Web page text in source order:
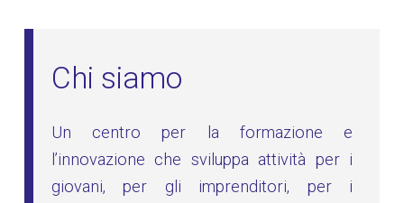
Chi siamo
Un centro per la formazione e
l’innovazione che sviluppa attività per i
giovani, per gli imprenditori, per i